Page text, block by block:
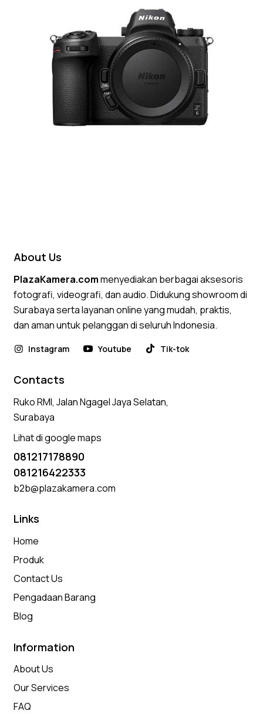
About Us
PlazaKamera.commenyediakan berbagai aksesoris
fotografi, videografi, dan audio. Didukung showroom di
Surabaya serta layanan online yang mudah, praktis,
dan aman untuk pelanggan di seluruh Indonesia.
Instagram Youtube Tik-tok
Contacts
Ruko RMI, Jalan Ngagel Jaya Selatan,
Surabaya
Lihat di google maps
081217178890
081216422333
b2b@plazakamera.com
Links
Home
Produk
Contact Us
Pengadaan Barang
Blog
Information
About Us
Our Services
FAQ